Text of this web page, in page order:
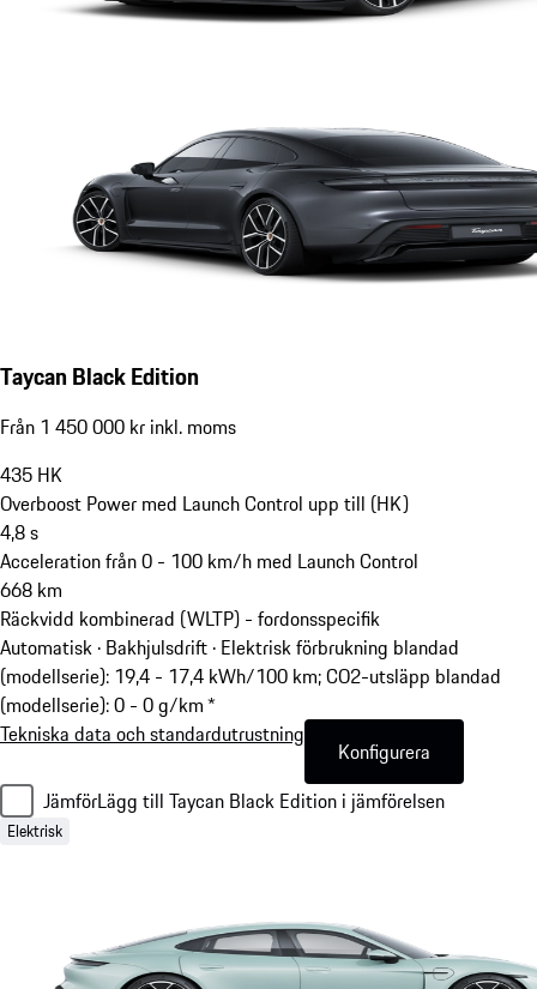
Taycan Black Edition
Från 1 450 000 kr inkl. moms
435 HK
Overboost Power med Launch Control upp till (HK)
4,8s
Acceleration från 0 - 100 km/h med Launch Control
668 km
Räckvidd kombinerad (WLTP) - fordonsspecifik
Automatisk · Bakhjulsdrift · Elektrisk förbrukning blandad
(modellserie): 19,4 - 17,4 kWh/100 km; CO2-utsläpp blandad
(modellserie): 0 - 0 g/km *
Tekniska data och standardutrustning
Konfigurera
JämförLägg till Taycan Black Edition i jämförelsen
Elektrisk